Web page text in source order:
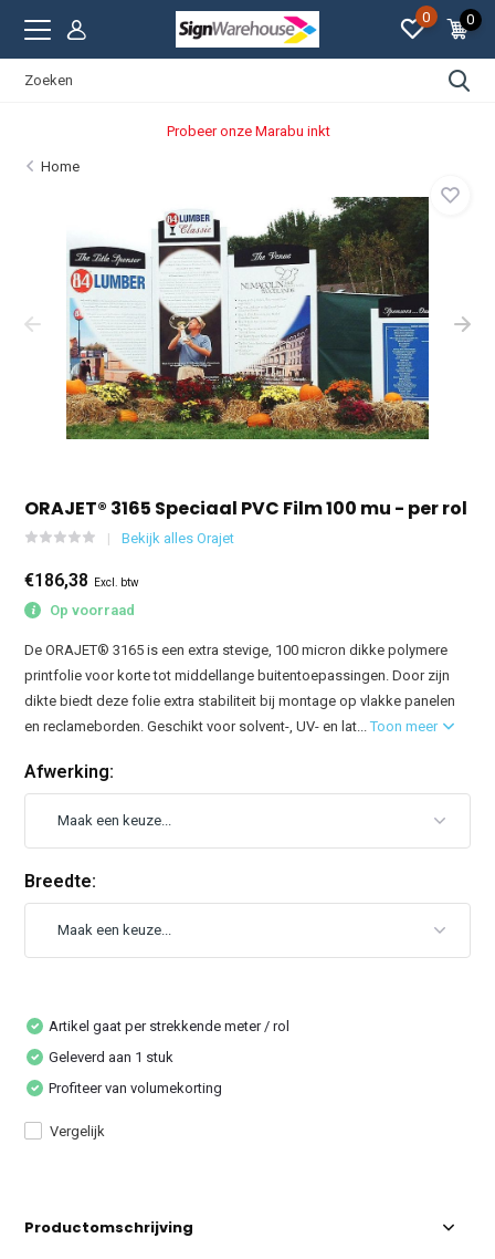
0 0
Probeer onze Marabu inkt
Home
ORAJET® 3165 Speciaal PVC Film 100 mu - per rol
Bekijk alles Orajet
€186,38 Excl. btw
Op voorraad
De ORAJET® 3165 is een extra stevige, 100 micron dikke polymere
printfolie voor korte tot middellange buitentoepassingen. Door zijn
dikte biedt deze folie extra stabiliteit bij montage op vlakke panelen
en reclameborden. Geschikt voor solvent-, UV- en lat...Toon meer
Afwerking:
Breedte:
Artikel gaat per strekkende meter / rol
Geleverd aan 1 stuk
Profiteer van volumekorting
Vergelijk
Productomschrijving